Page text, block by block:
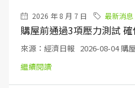
2026 年 8 月 7 日 最新消息
購屋前通過3項壓力測試
來源：經濟日報 2026-08-04 購
繼續閱讀